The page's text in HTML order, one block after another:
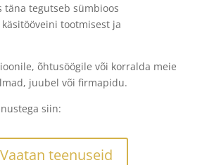
täna tegutseb sümbioos
tootmisest ja
õhtusöögile või korralda meie
juubel või firmapidu.
siin:
Vaatan teenuseid